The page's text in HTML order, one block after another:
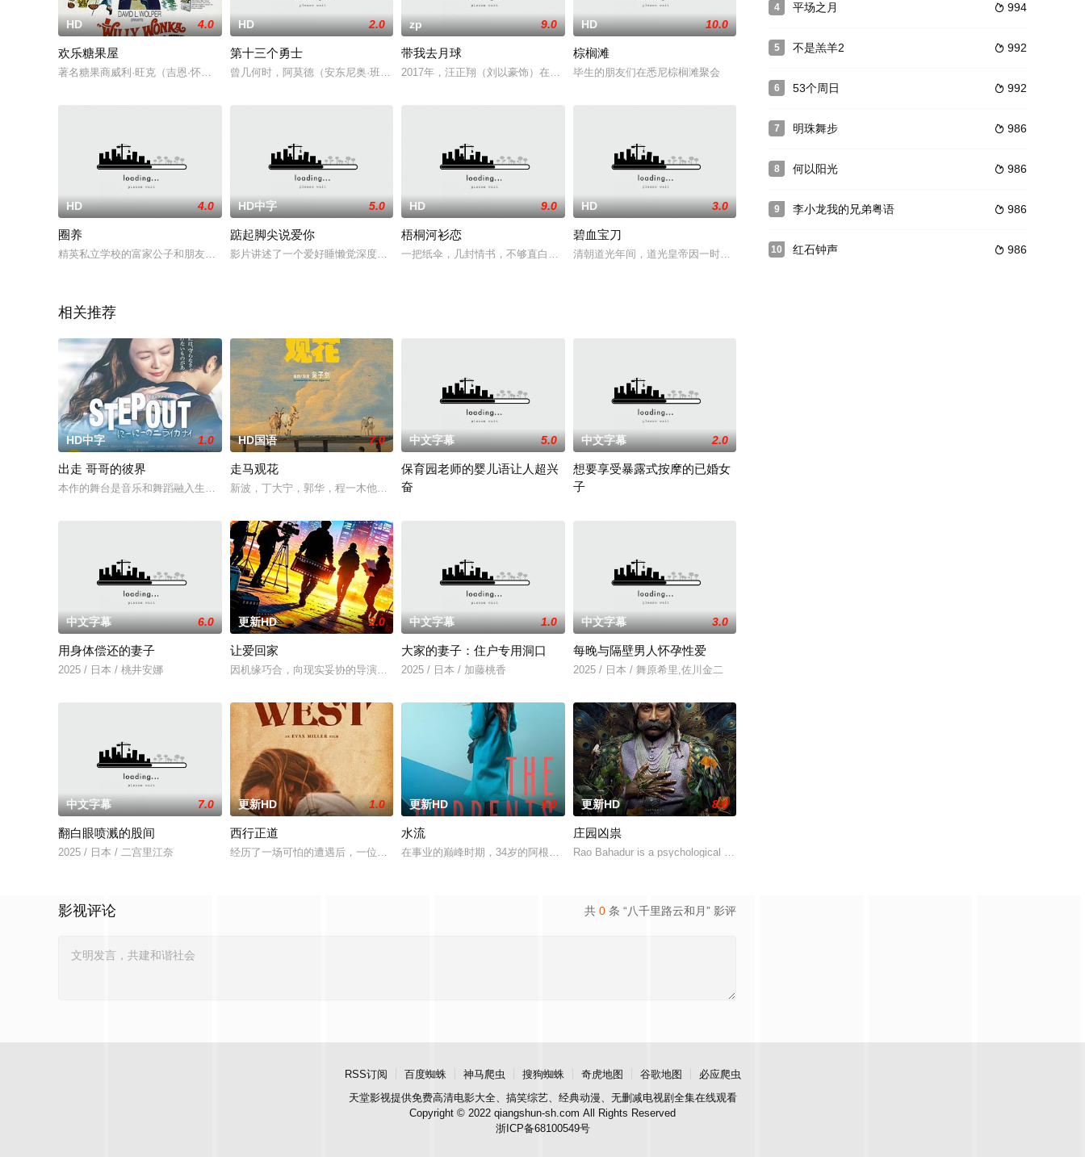
HD 4.0
欢乐糖果屋
著名糖果商威利·旺克（吉恩·怀尔德 Gene Wilder 饰）公布了一条让世界震惊的喜讯，他将挑选五名幸运儿参观自己的糖果厂，其中一人将成为终身享用“旺克巧
HD 2.0
第十三个勇士
曾几何时，阿莫德（安东尼奥·班德拉斯 Antonio Banderas 饰）也享受着锦衣玉食的生活，可犯了色戒的他最终遭到了被放逐的命运，他带着仆人梅奇塞德（
zp 9.0
带我去月球
2017年，汪正翔（刘以豪饰）在一次葬礼上与高中的死党们再度重聚，大家追忆着学生时代一起“犯二”的青葱岁月。谁知在参加完葬礼后，正翔经
HD 10.0
棕榈滩
毕生的朋友们在悉尼棕榈滩聚会
HD 4.0
圈养
精英私立学校的富家公子和朋友们调查一系列奇怪的超自然事件，并发现了一个黑暗的阴谋。
HD中字 5.0
踮起脚尖说爱你
影片讲述了一个爱好睡懒觉深度缺 乏自信的中二模特林霜子，在学校 举办的模特大赛中意外卷入了商业战争 在英华集团董事长鹿嘉轩的操作下，林 霜子以第二名的成绩进入
HD 9.0
梧桐河衫恋
一把纸伞，几封情书，不够直白，委婉相诉也能腼腆牵手，通过石向河，虞衫以及当下一群年轻人简单纯朴的爱情故事，展示出80年代年轻人充满
HD 3.0
碧血宝刀
清朝道光年间，道光皇帝因一时震怒．命侍卫王得宝持宝刀赐宠妃自刎。片刻之后，即感后悔，急命人收回
相关推荐
HD中字 1.0
出走 哥哥的彼界
本作的舞台是音乐和舞蹈融入生活的冲绳。与母亲朱音、妹妹舞一起生活的照屋踊，憧憬舞蹈学校的丽莎，开始了舞蹈生涯。朱音为了支撑家数在酒吧工作，不擅长与人打交道的舞
HD国语 7.0
走马观花
新波，丁大宁，郭华，程一木他们毕业于同一所大学。他们和很多年轻人一样，自以为是，敏感错弱，没有被认可的才华。他们来自不同的地方，却有一个共同的愿望“出人头地”
中文字幕 5.0
保育园老师的婴儿语让人超兴
奋
中文字幕 2.0
想要享受暴露式按摩的已婚女
子
中文字幕 6.0
用身体偿还的妻子
2025 / 日本 / 桃井安娜
更新HD 2.0
让爱回家
因机缘巧合，向现实妥协的导演朱达仁萌生拍一部《河南人在北京》电影的念头，在说服主编姚松、老乡韩战、二房东杨小强加入后，一路曲折式“开挂”。然而，随着杨小强母亲
中文字幕 1.0
大家的妻子：住户专用洞口
2025 / 日本 / 加藤桃香
中文字幕 3.0
每晚与隔壁男人怀孕性爱
2025 / 日本 / 舞原希里,佐川金二
中文字幕 7.0
翻白眼喷溅的股间
2025 / 日本 / 二宫里江奈
更新HD 1.0
西行正道
经历了一场可怕的遭遇后，一位小镇女子向疏远的哥哥借了钱，独自一人踏上穿越西德克萨斯州的旅程，寻求紧急医疗救助。一路上，她既遭遇了善意，也感受到了残酷…
更新HD 1.0
水流
在事业的巅峰时期，34岁的阿根廷造型师丽娜在瑞士的一场颁奖典礼后，被一种突如其来的冲动驱使。回到布宜诺斯艾利斯后，她什么也没说，但
更新HD 8.0
庄园凶祟
Rao Bahadur is a psychological drama set against the backdrop of a fading arist
共 0 条 “八千里路云和月” 影评
影视评论
4  994
平场之月
5  992
不是羔羊2
6  992
53个周日
7  986
明珠舞步
8  986
何以阳光
9  986
李小龙我的兄弟粤语
10  986
红石钟声
RSS订阅 百度蜘蛛 神马爬虫 搜狗蜘蛛 奇虎地图 谷歌地图
必应爬虫
天堂影视提供免费高清电影大全、搞笑综艺、经典动漫、无删减电视剧全集在线观看
Copyright © 2022 qiangshun-sh.com All Rights Reserved
浙ICP备68100549号